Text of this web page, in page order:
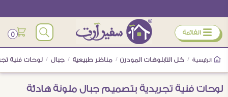
ÿ القائمة 0
الرئيسية / كل التابلوهات المودرن / مناظر طبيعية / جبال / لوحات فنية
لوحات فنية تجريدية بتصميم جبال ملونة هادئة